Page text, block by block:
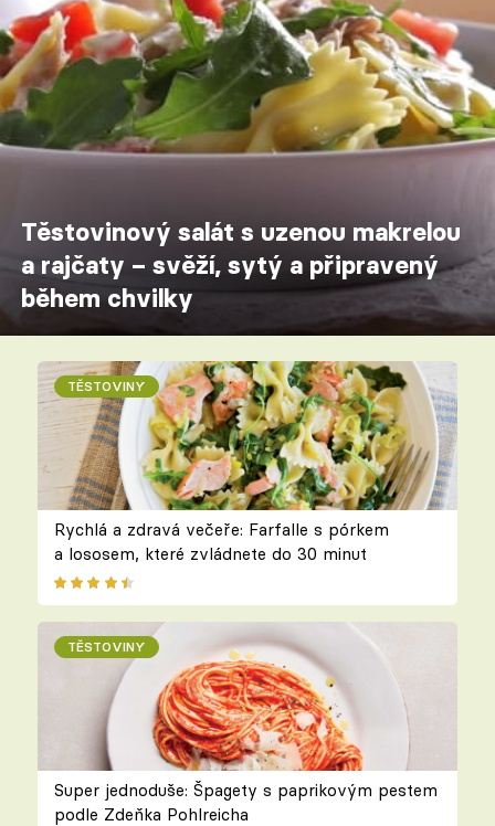
Těstovinový salát s uzenou makrelou
a rajčaty – svěží, sytý a připravený
během chvilky
TĚSTOVINY
Rychlá a zdravá večeře: Farfalle s pórkem
a lososem, které zvládnete do 30 minut
TĚSTOVINY
Super jednoduše: Špagety s paprikovým pestem
podle Zdeňka Pohlreicha